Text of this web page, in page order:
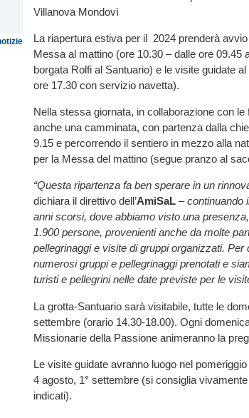
La riapertura estiva per il 2024 prenderà avvio
Messa al mattino (ore 10.30 – dalle ore 09.45
borgata Rolfi al Santuario) e le visite guidate
ore 17.30 con servizio navetta).
Nella stessa giornata, in collaborazione con
anche una camminata, con partenza dalla
9.15 e percorrendo il sentiero in mezzo alla
per la Messa del mattino (segue pranzo al
“Questa ripartenza fa ben sperare in un
dichiara il direttivo dell’AmiSaL –continuando
anni scorsi, dove abbiamo visto una
1.900 persone, provenienti anche da molte
pellegrinaggi e visite di gruppi organizzati. Per
numerosi gruppi e pellegrinaggi prenotati e
turisti e pellegrini nelle date previste per le
La grotta-Santuario sarà visitabile, tutte le
settembre (orario 14.30-18.00). Ogni
Missionarie della Passione animeranno la
Le visite guidate avranno luogo nel
4 agosto, 1° settembre (si consiglia
indicati).